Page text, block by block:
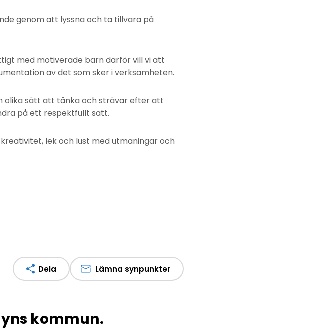
genom att lyssna och ta tillvara på
med motiverade barn därför vill vi att
av det som sker i verksamheten.
olika sätt att tänka och strävar efter att
på ett respektfullt sätt.
lek och lust med utmaningar och
Dela Lämna synpunkter
kommun.